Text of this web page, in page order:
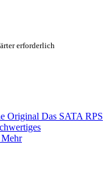
erforderlich
Original Das SATA RPS
Mehr